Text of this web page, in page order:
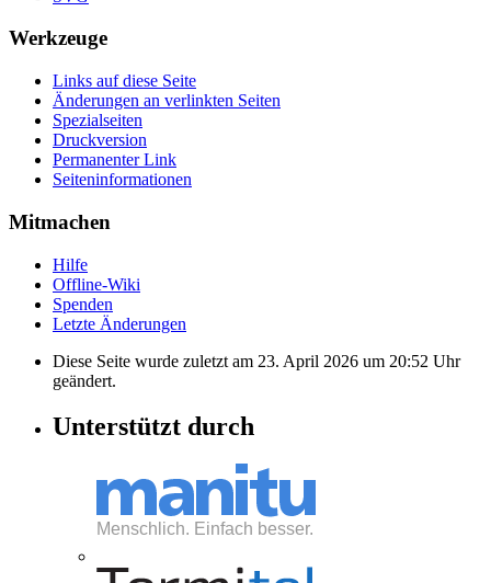
Werkzeuge
Links auf diese Seite
Änderungen an verlinkten Seiten
Spezialseiten
Druckversion
Permanenter Link
Seiten­informationen
Mitmachen
Hilfe
Offline-Wiki
Spenden
Letzte Änderungen
Diese Seite wurde zuletzt am 23. April 2026 um 20:52 Uhr
geändert.
Unterstützt durch